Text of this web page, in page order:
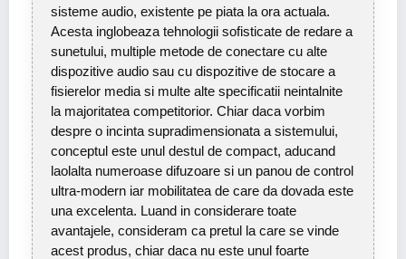
sisteme audio, existente pe piata la ora actuala.
Acesta inglobeaza tehnologii sofisticate de redare a
sunetului, multiple metode de conectare cu alte
dispozitive audio sau cu dispozitive de stocare a
fisierelor media si multe alte specificatii neintalnite
la majoritatea competitorior. Chiar daca vorbim
despre o incinta supradimensionata a sistemului,
conceptul este unul destul de compact, aducand
laolalta numeroase difuzoare si un panou de control
ultra-modern iar mobilitatea de care da dovada este
una excelenta. Luand in considerare toate
avantajele, consideram ca pretul la care se vinde
acest produs, chiar daca nu este unul foarte